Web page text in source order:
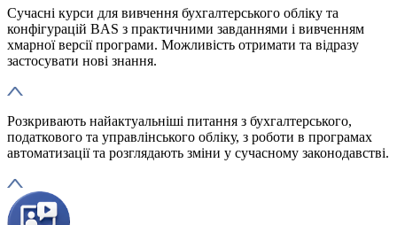
Сучасні курси для вивчення бухгалтерського обліку та
конфігурацій BAS з практичними завданнями і вивченням
хмарної версії програми. Можливість отримати та відразу
застосувати нові знання.
Розкривають найактуальніші питання з бухгалтерського,
податкового та управлінського обліку, з роботи в програмах
автоматизації та розглядають зміни у сучасному законодавстві.